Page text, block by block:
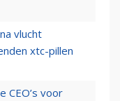
vlucht
xtc-pillen
CEO’s voor